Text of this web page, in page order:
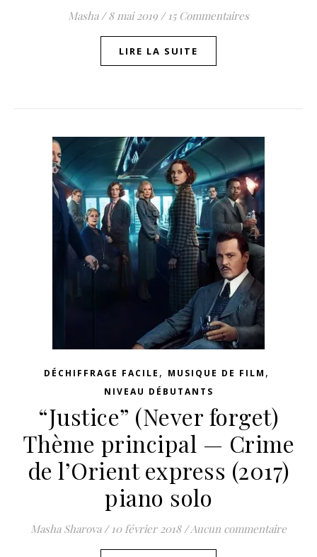
Masha / 8 mai 2019 / 15 Commentaires
LIRE LA SUITE
DÉCHIFFRAGE FACILE , MUSIQUE DE FILM ,
NIVEAU DÉBUTANTS
“Justice” (Never forget)
Thème principal — Crime
de l’Orient express (2017)
piano solo
Masha Sharova / 10 février 2018 /Aucun commentaire